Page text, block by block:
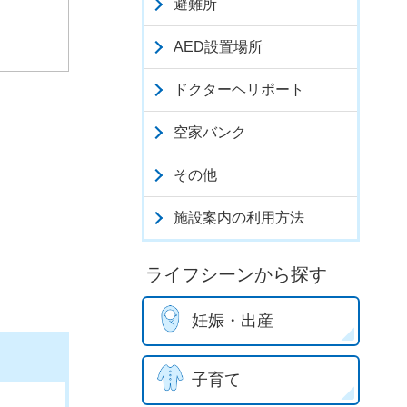
避難所
AED設置場所
ドクターヘリポート
空家バンク
その他
施設案内の利用方法
ライフシーンから探す
妊娠・出産
子育て